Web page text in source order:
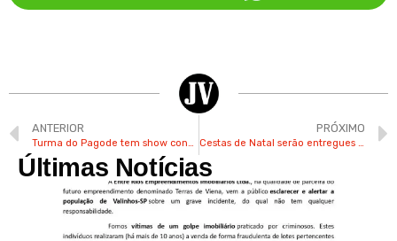
ANTERIOR PRÓXIMO
Últimas Notícias